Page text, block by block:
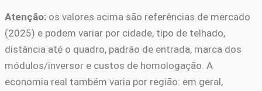
Atenção: os valores acima são referências de mercado
(2025) e podem variar por cidade, tipo de telhado,
distância até o quadro, padrão de entrada, marca dos
módulos/inversor e custos de homologação. A
economia real também varia por região: em geral,